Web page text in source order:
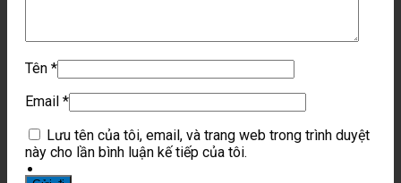
Tên *
Email *
Lưu tên của tôi, email, và trang web trong trình duyệt
này cho lần bình luận kế tiếp của tôi.